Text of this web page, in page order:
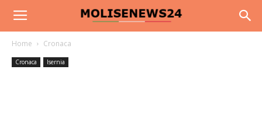
Home Cronaca
Cronaca Isernia